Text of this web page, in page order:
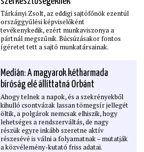
Tárkányi Zsolt, az eddigi sajtófőnök ezentúl
országgyűlési képviselőként
tevékenykedik, ezért munkaviszonya a
pártnál megszűnik. Búcsúzásakor fontos
ígéretet tett a sajtó munkatársainak.
Medián: A magyarok kétharmada
bíróság elé állíttatná Orbánt
Ahogy telnek a napok, és a szekrényekből
kihulló csontvázak lassan tömegsír jellegét
öltik, a polgárok nemcsak elhiszik, hogy
lehetséges a rendszerváltás, de nagy
részük egyre inkább szeretne aktív
részesévé is válni a folyamatnak – mutatják
a közvélemény-kutató friss adatai.